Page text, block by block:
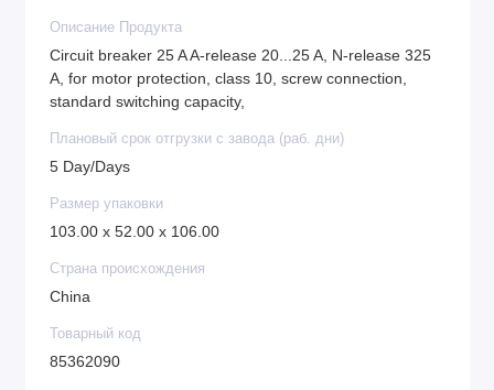
Описание Продукта
Circuit breaker 25 A A-release 20...25 A, N-release 325
A, for motor protection, class 10, screw connection,
standard switching capacity,
Плановый срок отгрузки с завода (раб. дни)
5 Day/Days
Размер упаковки
103.00 x 52.00 x 106.00
Страна происхождения
China
Товарный код
85362090